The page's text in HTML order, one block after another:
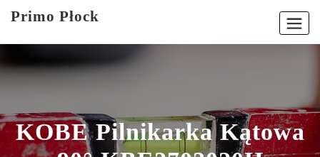
Primo Płock
KOBE Pilnikarka Kątowa